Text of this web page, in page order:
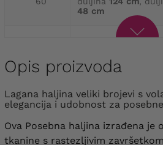
48 cm
opseg prsa 154 cm,
64
opseg prsa 158 cm ,
duljina 129 cm,
52 cm
Opis proizvoda
Lagana haljina veliki brojevi s volanima na dnu –
elegancija i udobnost za
Ova Posebna haljina izrađena je
tkanine s rastezljivim